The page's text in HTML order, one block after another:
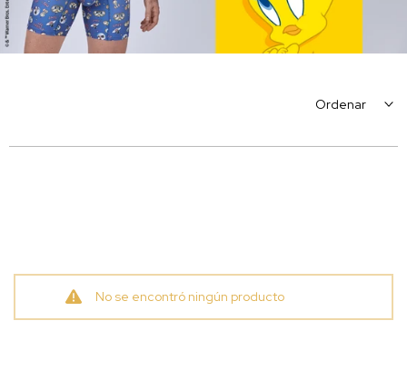
Ordenar
No se encontró ningún producto